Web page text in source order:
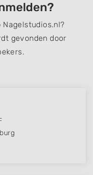
gevonden door